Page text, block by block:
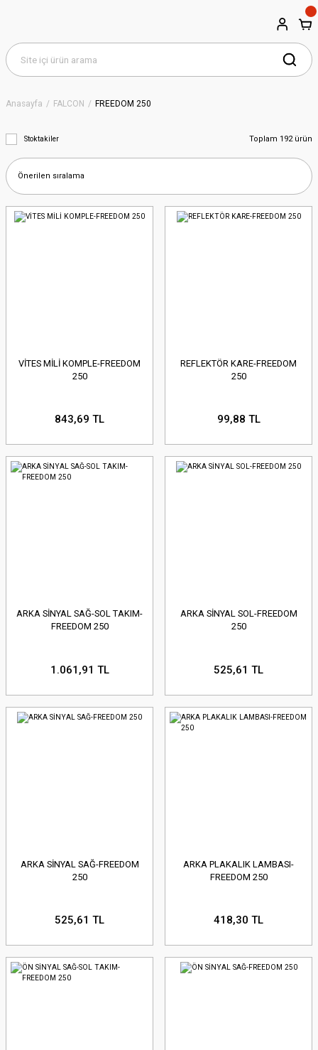
Anasayfa FALCON FREEDOM 250
Stoktakiler Toplam 192 ürün
VİTES MİLİ KOMPLE-FREEDOM
250
843,69 TL
REFLEKTÖR KARE-FREEDOM
250
99,88 TL
ARKA SİNYAL SAĞ-SOL TAKIM-
FREEDOM 250
1.061,91 TL
ARKA SİNYAL SOL-FREEDOM
250
525,61 TL
ARKA SİNYAL SAĞ-FREEDOM
250
525,61 TL
ARKA PLAKALIK LAMBASI-
FREEDOM 250
418,30 TL